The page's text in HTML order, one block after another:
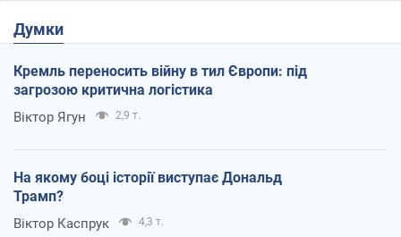
Думки
Кремль переносить війну в тил Європи: під
загрозою критична логістика
Віктор Ягун 2,9 т.
На якому боці історії виступає Дональд
Трамп?
Віктор Каспрук 4,3 т.